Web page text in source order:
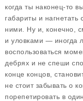
когда ты наконец-то
габариты и нагнетать
ними. Ну и, конечно,
и уловками — иногда
воспользоваться
дебрях и не спеши
конце концов,
не стоит забывать о
порепетировать в